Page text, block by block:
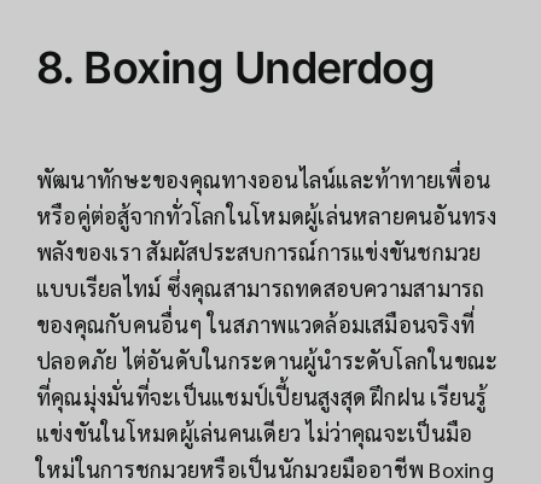
8. Boxing Underdog
พัฒนาทักษะของคุณทางออนไลน์และท้าทายเพื่อน
หรือคู่ต่อสู้จากทั่วโลกในโหมดผู้เล่นหลายคนอันทรง
พลังของเรา สัมผัสประสบการณ์การแข่งขันชกมวย
แบบเรียลไทม์ ซึ่งคุณสามารถทดสอบความสามารถ
ของคุณกับคนอื่นๆ ในสภาพแวดล้อมเสมือนจริงที่
ปลอดภัย ไต่อันดับในกระดานผู้นำระดับโลกในขณะ
ที่คุณมุ่งมั่นที่จะเป็นแชมป์เปี้ยนสูงสุด ฝึกฝน เรียนรู้
แข่งขันในโหมดผู้เล่นคนเดียว ไม่ว่าคุณจะเป็นมือ
ใหม่ในการชกมวยหรือเป็นนักมวยมืออาชีพ Boxing